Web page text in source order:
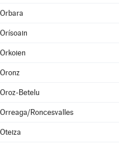
Orbara
Orísoain
Orkoien
Oronz
Oroz-Betelu
Orreaga/Roncesvalles
Oteiza